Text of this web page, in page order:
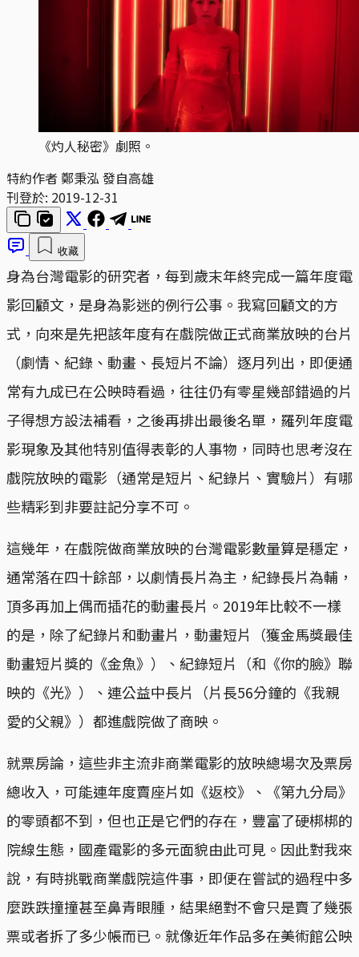
《灼人秘密》劇照。
特約作者 鄭秉泓 發自高雄
刊登於: 2019-12-31
收藏
身為台灣電影的研究者，每到歲末年終完成一篇年度電
影回顧文，是身為影迷的例行公事。我寫回顧文的方
式，向來是先把該年度有在戲院做正式商業放映的台片
（劇情、紀錄、動畫、長短片不論）逐月列出，即便通
常有九成已在公映時看過，往往仍有零星幾部錯過的片
子得想方設法補看，之後再排出最後名單，羅列年度電
影現象及其他特別值得表彰的人事物，同時也思考沒在
戲院放映的電影（通常是短片、紀錄片、實驗片）有哪
些精彩到非要註記分享不可。
這幾年，在戲院做商業放映的台灣電影數量算是穩定，
通常落在四十餘部，以劇情長片為主，紀錄長片為輔，
頂多再加上偶而插花的動畫長片。2019年比較不一樣
的是，除了紀錄片和動畫片，動畫短片（獲金馬獎最佳
動畫短片獎的《金魚》）、紀錄短片（和《你的臉》聯
映的《光》）、連公益中長片（片長56分鐘的《我親
愛的父親》）都進戲院做了商映。
就票房論，這些非主流非商業電影的放映總場次及票房
總收入，可能連年度賣座片如《返校》、《第九分局》
的零頭都不到，但也正是它們的存在，豐富了硬梆梆的
院線生態，國產電影的多元面貌由此可見。因此對我來
說，有時挑戰商業戲院這件事，即便在嘗試的過程中多
麼跌跌撞撞甚至鼻青眼腫，結果絕對不會只是賣了幾張
票或者拆了多少帳而已。就像近年作品多在美術館公映